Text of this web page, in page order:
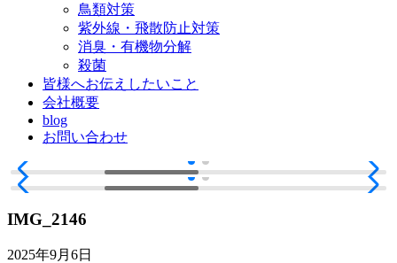
鳥類対策
紫外線・飛散防止対策
消臭・有機物分解
殺菌
皆様へお伝えしたいこと
会社概要
blog
お問い合わせ
IMG_2146
2025年9月6日